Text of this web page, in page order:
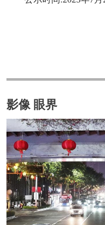
影像 眼界